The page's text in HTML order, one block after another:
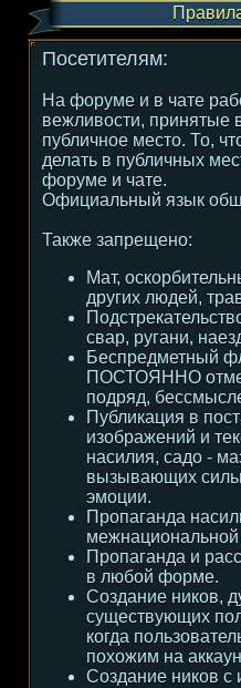
Посетителям:
На форуме и в чате
вежливости, принятые
публичное место. То,
делать в публичных
форуме и чате.
Официальный язык
Также запрещено:
Мат,
других людей,
свар, ругани,
Беспредметный
ПОСТОЯННО
подряд,
Публикация в
изображений и
насилия, садо -
вызывающих
эмоции.
Пропаганда
межнациональной
Пропаганда и
в любой форме.
Создание ников,
существующих
когда
похожим на
Создание ников